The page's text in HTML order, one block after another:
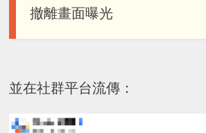
撤離畫面曝光
並在社群平台流傳：